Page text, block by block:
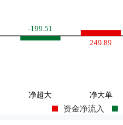
资金净流入